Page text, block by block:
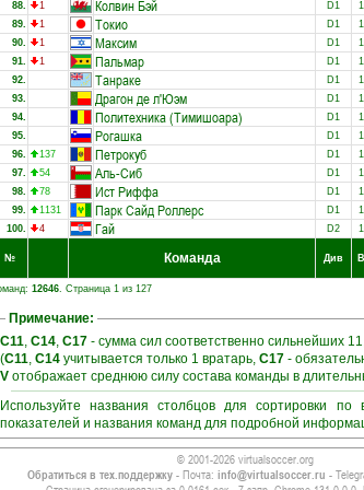
88. 1 Колвин Бэй D1
89. 1 Токио D1
90. 1 Максим D1
91. 1 Пальмар D1
92. Танраке D1
93. Драгон де л'Юэм D1
94. Политехника (Тимишоара) D1
95. Рогашка D1
96. 137 Петрокуб D1
97. 54 Аль-Сиб D1
98. 78 Ист Риффа D1
99. 1131 Парк Сайд Роллерс D1
100. 4 Гай D2
№ Команда Див
12646. Страница 1 из 127
Примечание:
C11, C14, C17 - сумма сил соответственно сильнейших
(C11, C14 учитывается только 1 вратарь, C17 -
V отображает среднюю силу состава команды в
Используйте названия столбцов для сортировки
показателей и названия команд для подробной
© 2001-2026 virtualsoccer.org
Обратиться в тех.поддержку- Почта: info@virtualsoccer.ru -